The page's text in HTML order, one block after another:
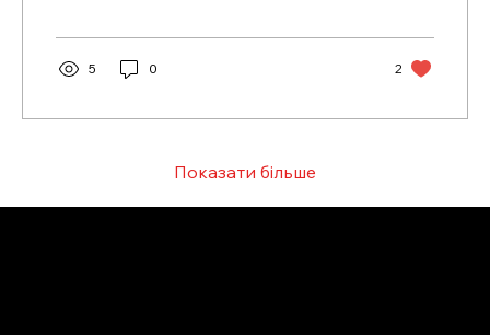
готує жорсткий бюджет. ➤ Кому в Україні
дали право на відстрочку від мобілізації?
➤ Чи мав Трамп право вводити мита без
вівторок уряд Марка Карні представить...
5 0 2
Показати більше